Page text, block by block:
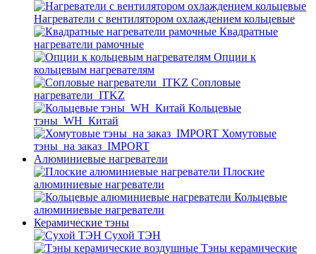
Нагреватели с вентилятором охлаждением кольцевые
Квадратные
нагреватели рамочные
Опции к
кольцевым нагревателям
Cопловые
нагреватели_ITKZ
Кольцевые
тэны_WH_Китай
Хомутовые
тэны_на заказ_IMPORT
Алюминиевые нагреватели
Плоские
алюминиевые нагреватели
Кольцевые
алюминиевые нагреватели
Керамические тэны
Сухой ТЭН
Тэны керамические